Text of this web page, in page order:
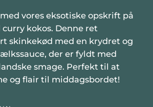
vores eksotiske opskrift på
kokos. Denne ret
skinkekød med en krydret og
der er fyldt med
smage. Perfekt til at
og flair til middagsbordet!